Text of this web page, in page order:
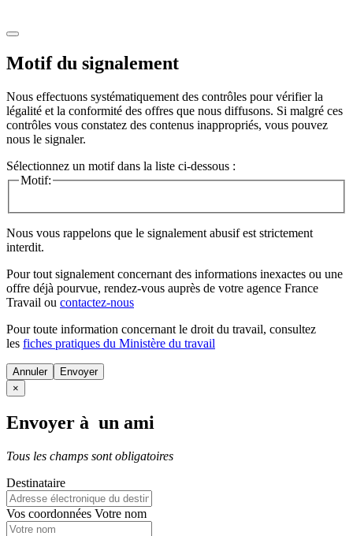
Motif du signalement
Nous effectuons systématiquement des contrôles pour vérifier la
légalité et la conformité des offres que nous diffusons. Si malgré ces
contrôles vous constatez des contenus inappropriés, vous pouvez
nous le signaler.
Sélectionnez un motif dans la liste ci-dessous :
Motif:
Nous vous rappelons que le signalement abusif est strictement
interdit.
Pour tout signalement concernant des informations inexactes ou une
offre déjà pourvue, rendez-vous auprès de votre agence France
Travail ou contactez-nous
Pour toute information concernant le droit du travail, consultez
les fiches pratiques du Ministère du travail
Annuler
×
Envoyer à un ami
Tous les champs sont obligatoires
Destinataire
Vos coordonnées Votre nom